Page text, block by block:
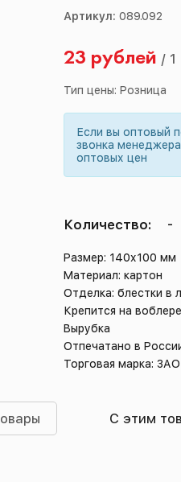
Артикул:089.092
23 рублей / 1
Тип цены: Розница
Если вы оптовый
звонка
оптовых цен
Количество: -
Размер: 140х100 мм
Материал: картон
Отделка: блестки в
Крепится на воблере
Вырубка
Отпечатано в
Торговая марка:
С этим